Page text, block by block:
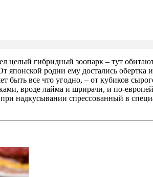
целый гибридный зоопарк – тут
родни ему достались обертка
все что угодно, – от кубиков
вроде лайма и шрирачи, и по-
надкусывании спрессованный в